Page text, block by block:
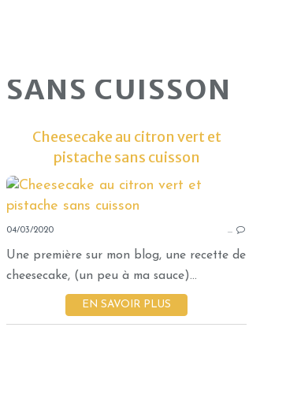
SANS CUISSON
Cheesecake au citron vert et
pistache sans cuisson
04/03/2020 …
Une première sur mon blog, une recette de
cheesecake, (un peu à ma sauce)...
EN SAVOIR PLUS